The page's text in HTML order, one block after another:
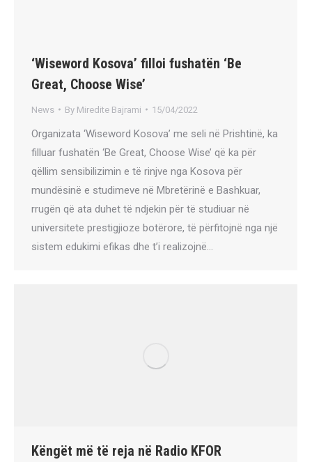
‘Wiseword Kosova’ filloi fushatën ‘Be
Great, Choose Wise’
News By Miredite Bajrami 15/04/2022
Organizata ‘Wiseword Kosova’ me seli në Prishtinë, ka
filluar fushatën ‘Be Great, Choose Wise’ që ka për
qëllim sensibilizimin e të rinjve nga Kosova për
mundësinë e studimeve në Mbretërinë e Bashkuar,
rrugën që ata duhet të ndjekin për të studiuar në
universitete prestigjioze botërore, të përfitojnë nga një
sistem edukimi efikas dhe t’i realizojnë…
Këngët më të reja në Radio KFOR